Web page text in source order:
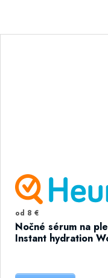
od 8 €
Nočné sérum na
Instant hydration